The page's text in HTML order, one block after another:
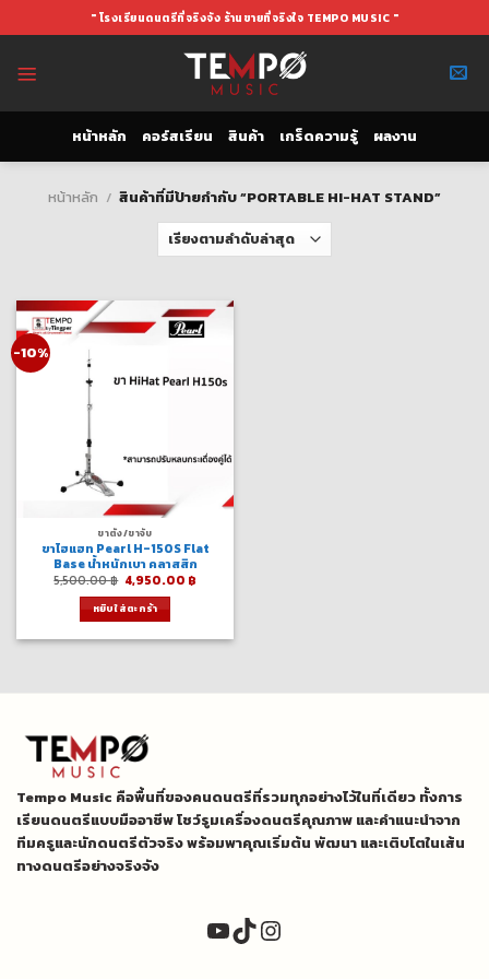
to
" โรงเรียนดนตรีที่จริงจัง ร้านขายที่จริงใจ TEMPO MUSIC "
หน้าหลัก คอร์สเรียน สินค้า เกร็ดความรู้ ผลงาน
หน้าหลัก / สินค้าที่มีป้ายกำกับ “PORTABLE HI-HAT STAND”
-10%
ขาตั้ง/ขาจับ
ขาไฮแฮท Pearl H-150S Flat
Base น้ำหนักเบา คลาสสิก
5,500.00฿ Original
price
was:
5,500.00 ฿.
4,950.00 ฿Current
หยิบใส่ตะกร้า
Tempo Music คือพื้นที่ของคนดนตรีที่รวมทุกอย่างไว้ในที่เดียว ทั้งการ
เรียนดนตรีแบบมืออาชีพ โชว์รูมเครื่องดนตรีคุณภาพ และคำแนะนำจาก
ทีมครูและนักดนตรีตัวจริง พร้อมพาคุณเริ่มต้น พัฒนา และเติบโตในเส้น
ทางดนตรีอย่างจริงจัง
YouTube
TikTok
Instagram